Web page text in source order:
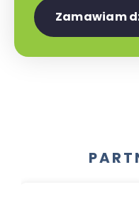
Zamawiam